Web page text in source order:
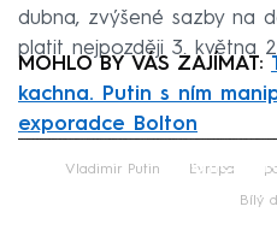
dubna, zvýšené sazby na
platit nejpozději 3. května
MOHLO BY VÁS ZAJÍMAT:
kachna. Putin s ním
exporadce Bolton
Failed
Vladimir Putin Evropa
Bílý